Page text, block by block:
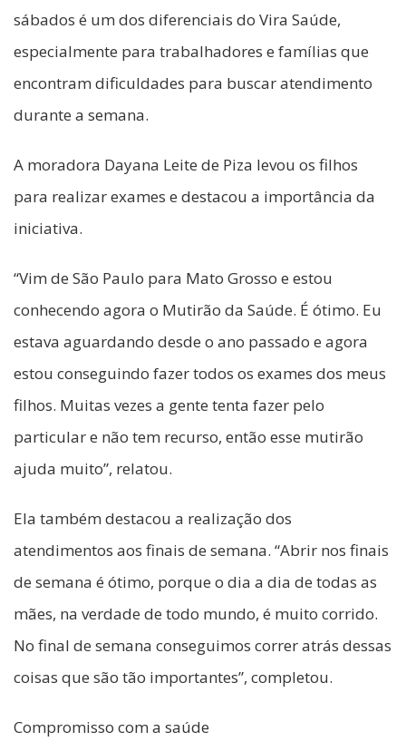
sábados é um dos diferenciais do Vira Saúde,
especialmente para trabalhadores e famílias que
encontram dificuldades para buscar atendimento
durante a semana.
A moradora Dayana Leite de Piza levou os filhos
para realizar exames e destacou a importância da
iniciativa.
“Vim de São Paulo para Mato Grosso e estou
conhecendo agora o Mutirão da Saúde. É ótimo. Eu
estava aguardando desde o ano passado e agora
estou conseguindo fazer todos os exames dos meus
filhos. Muitas vezes a gente tenta fazer pelo
particular e não tem recurso, então esse mutirão
ajuda muito”, relatou.
Ela também destacou a realização dos
atendimentos aos finais de semana. “Abrir nos finais
de semana é ótimo, porque o dia a dia de todas as
mães, na verdade de todo mundo, é muito corrido.
No final de semana conseguimos correr atrás dessas
coisas que são tão importantes”, completou.
Compromisso com a saúde